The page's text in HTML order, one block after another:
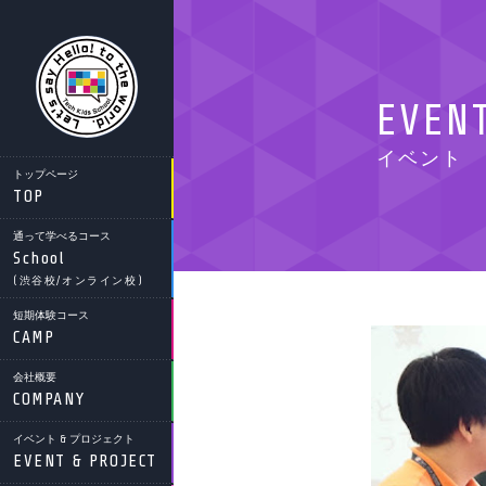
トップページ
TOP
通って学べるコース
School
(渋谷校/オンライン校)
短期体験コース
CAMP
会社概要
COMPANY
イベント & プロジェクト
EVENT & PROJECT
イベント